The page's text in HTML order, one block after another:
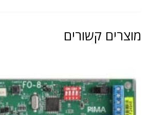
מוצרים קשורים